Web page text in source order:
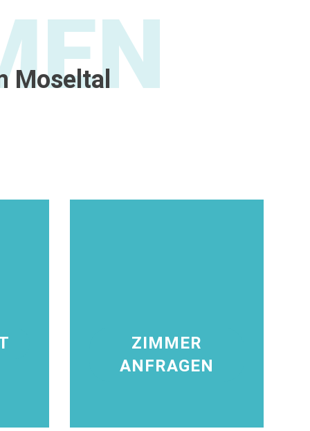
Moseltal
ZIMMER
ANFRAGEN